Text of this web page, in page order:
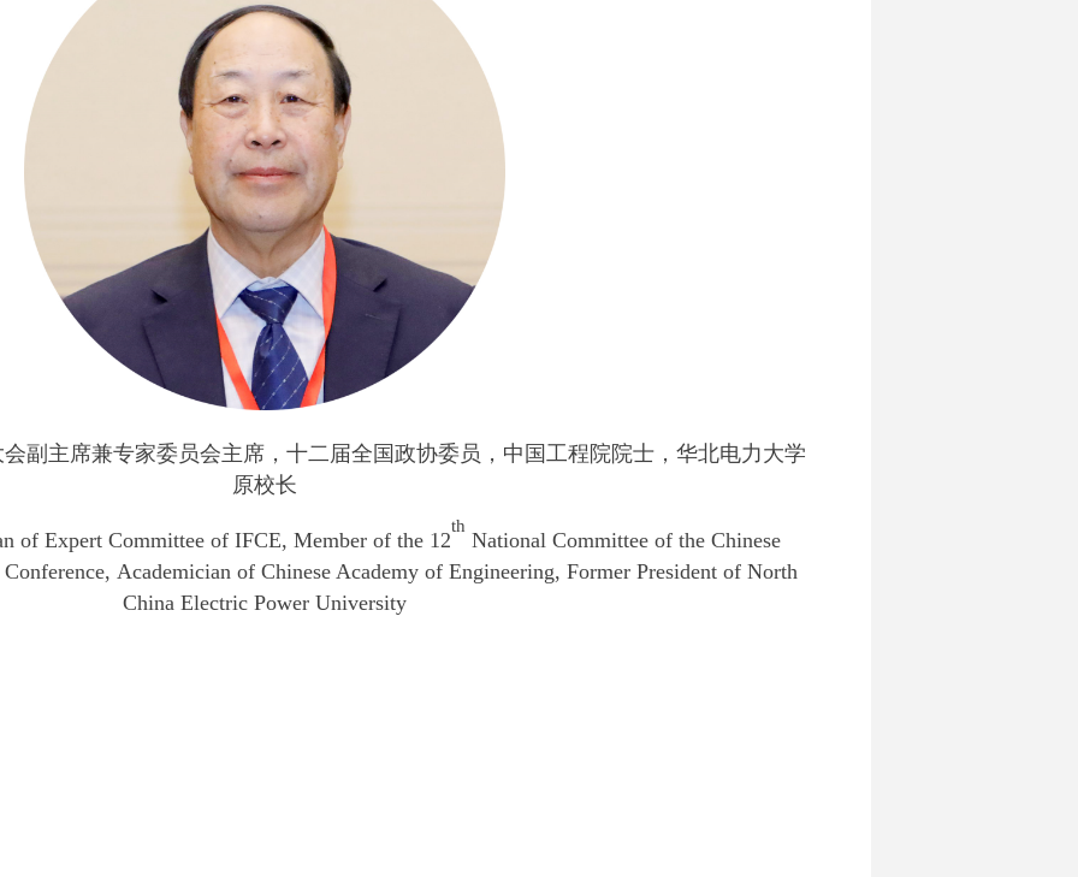
副主席兼专家委员会主席， 十二届全国政协委员，中国工程院院士，华北电力大学
原校长
of Expert Committee of IFCE, Member of the 12
th
National Committee of the Chinese
Academician of Chinese Academy of Engineering, Former President of North
China Electric Power University